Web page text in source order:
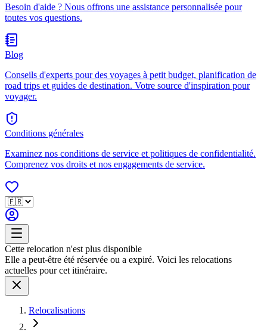
Besoin d'aide ? Nous offrons une assistance personnalisée pour
toutes vos questions.
Blog
Conseils d'experts pour des voyages à petit budget, planification de
road trips et guides de destination. Votre source d'inspiration pour
voyager.
Conditions générales
Examinez nos conditions de service et politiques de confidentialité.
Comprenez vos droits et nos engagements de service.
Cette relocation n'est plus disponible
Elle a peut-être été réservée ou a expiré. Voici les relocations
actuelles pour cet itinéraire.
Relocalisations